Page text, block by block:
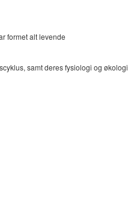
formet alt levende
samt deres fysiologi og økologi